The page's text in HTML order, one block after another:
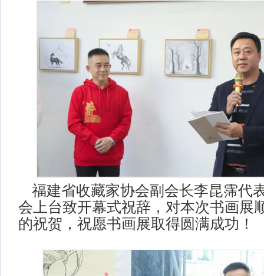
福建省收藏家协会副会长李昆霈代
会上台致开幕式祝辞，对本次书画展
的祝贺，祝愿书画展取得圆满成功！